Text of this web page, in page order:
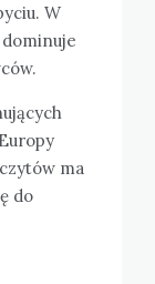
W
ma
do